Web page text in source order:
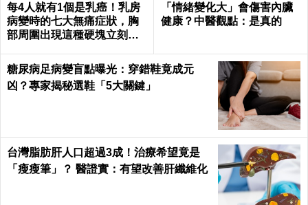
每4人就有1個是乳癌！乳房
病變時的七大無痛症狀，胸
部周圍出現這種硬塊立刻就
「情緒變化大」會傷害內臟
健康？中醫觀點：是真的
糖尿病足病變盲點曝光：穿錯鞋竟成元
凶？專家揭秘選鞋「5大關鍵」
台灣脂肪肝人口超過3成！治療希望竟是
「瘦瘦筆」？ 醫證實：有望改善肝纖維化